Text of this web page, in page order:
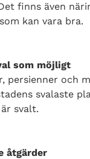
finns även
kan vara bra.
som möjligt
persienner och
svalaste
svalt.
åtgärder